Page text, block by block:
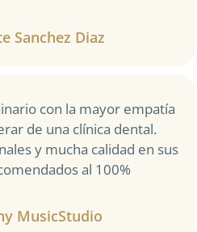
Sanchez Diaz
con la mayor empatía
de una clínica dental.
y mucha calidad en sus
al 100%
MusicStudio